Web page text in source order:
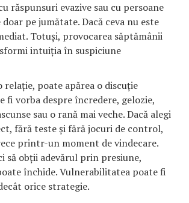
răspunsuri evazive sau cu persoane
pe jumătate. Dacă ceva nu este
Totuși, provocarea săptămânii
intuiția în suspiciune
poate apărea o discuție
fi vorba despre încredere, gelozie,
sau o rană mai veche. Dacă alegi
fără teste și fără jocuri de control,
printr-un moment de vindecare.
să obții adevărul prin presiune,
închide. Vulnerabilitatea poate fi
orice strategie.